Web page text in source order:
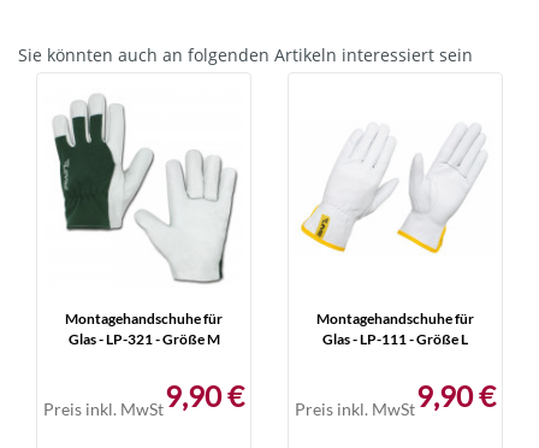
Sie könnten auch an folgenden Artikeln interessiert sein
Montagehandschuhe für
Glas - LP-321 - Größe M
Preis inkl. MwSt9,90 €
Montagehandschuhe für
Glas - LP-111 - Größe L
Preis inkl. MwSt9,90 €